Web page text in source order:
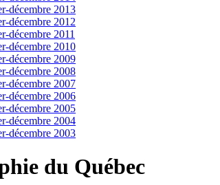
décembre 2013
décembre 2012
décembre 2011
décembre 2010
décembre 2009
décembre 2008
décembre 2007
décembre 2006
décembre 2005
décembre 2004
décembre 2003
du Québec